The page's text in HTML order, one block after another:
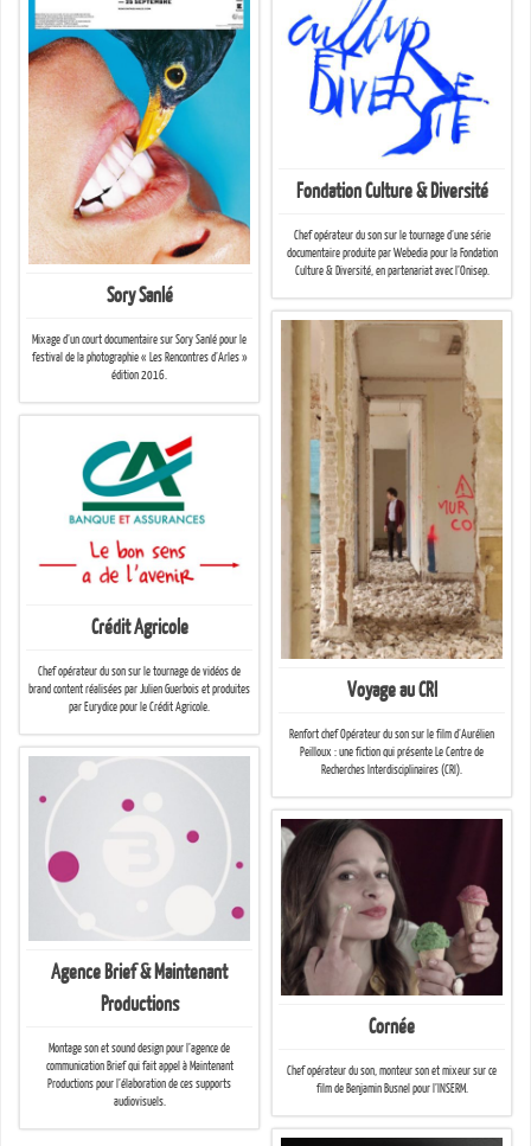
Fondation Culture & Diversité
Chef opérateur du son sur le tournage d’une série
documentaire produite par Webedia pour la Fondation
Culture & Diversité, en partenariat avec l’Onisep.
Sory Sanlé
Mixage d’un court documentaire sur Sory Sanlé pour le
festival de la photographie « Les Rencontres d’Arles »
édition 2016.
Voyage au CRI
Renfort chef Opérateur du son sur le film d’Aurélien
Peilloux : une fiction qui présente Le Centre de
Recherches Interdisciplinaires (CRI).
Crédit Agricole
Chef opérateur du son sur le tournage de vidéos de
brand content réalisées par Julien Guerbois et produites
par Eurydice pour le Crédit Agricole.
Agence Brief & Maintenant
Productions
Montage son et sound design pour l’agence de
communication Brief qui fait appel à Maintenant
Productions pour l’élaboration de ces supports
audiovisuels.
Cornée
Chef opérateur du son, monteur son et mixeur sur ce
film de Benjamin Busnel pour l’INSERM.